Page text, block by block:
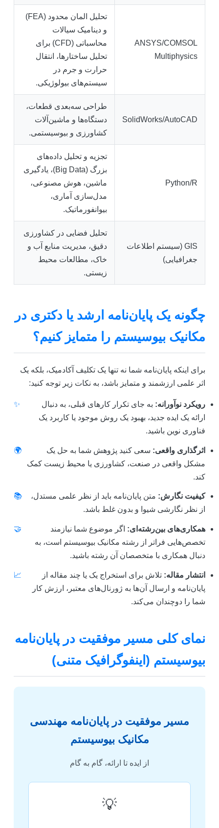
ANSYS/COMSOL
Multiphysics
تحلیل المان محدود (FEA)
و دینامیک سیالات
محاسباتی (CFD) برای
تحلیل ساختارها، انتقال
حرارت و جرم در
سیستم‌های بیولوژیکی.
SolidWorks/AutoCAD
طراحی سه‌بعدی قطعات،
دستگاه‌ها و ماشین‌آلات
کشاورزی و بیوسیستمی.
Python/R
تجزیه و تحلیل داده‌های
بزرگ (Big Data)، یادگیری
ماشین، هوش مصنوعی،
مدل‌سازی آماری،
بیوانفورماتیک.
GIS (سیستم اطلاعات
جغرافیایی)
تحلیل فضایی در کشاورزی
دقیق، مدیریت منابع آب و
خاک، مطالعات محیط
زیستی.
چگونه یک پایان‌نامه ارشد یا دکتری در
مکانیک بیوسیستم را متمایز کنیم؟
برای اینکه پایان‌نامه شما نه تنها یک تکلیف آکادمیک، بلکه یک
اثر علمی ارزشمند و متمایز باشد، به نکات زیر توجه کنید:
✨ رویکرد نوآورانه: به جای تکرار کارهای قبلی، به دنبال
ارائه یک ایده جدید، بهبود یک روش موجود یا کاربرد یک
فناوری نوین باشید.
🌍 اثرگذاری واقعی: سعی کنید پژوهش شما به حل یک
مشکل واقعی در صنعت، کشاورزی یا محیط زیست کمک
کند.
📚 کیفیت نگارش: متن پایان‌نامه باید از نظر علمی مستدل،
از نظر نگارشی شیوا و بدون غلط باشد.
🤝 همکاری‌های بین‌رشته‌ای: اگر موضوع شما نیازمند
تخصص‌هایی فراتر از رشته مکانیک بیوسیستم است، به
دنبال همکاری با متخصصان آن رشته باشید.
📈 انتشار مقاله: تلاش برای استخراج یک یا چند مقاله از
پایان‌نامه و ارسال آن‌ها به ژورنال‌های معتبر، ارزش کار
شما را دوچندان می‌کند.
نمای کلی مسیر موفقیت در پایان‌نامه
بیوسیستم (اینفوگرافیک متنی)
مسیر موفقیت در پایان‌نامه مهندسی
مکانیک بیوسیستم
از ایده تا ارائه، گام به گام
💡